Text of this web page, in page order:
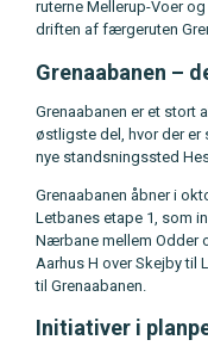
ruterne Mellerup-Voer
driften af færgeruten
Grenaabanen –
Grenaabanen er et stort
østligste del, hvor der er
nye standsningssted
Grenaabanen åbner i
Letbanes etape 1, som
Nærbane mellem Odder
Aarhus H over Skejby til
til Grenaabanen.
Initiativer i